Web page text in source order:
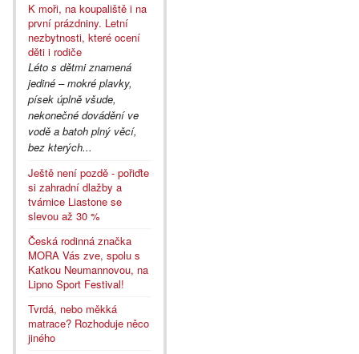
K moři, na koupaliště i na
první prázdniny. Letní
nezbytnosti, které ocení
děti i rodiče
Léto s dětmi znamená
jediné – mokré plavky,
písek úplně všude,
nekonečné dovádění ve
vodě a batoh plný věcí,
bez kterých...
Ještě není pozdě - pořiďte
si zahradní dlažby a
tvárnice Liastone se
slevou až 30 %
Česká rodinná značka
MORA Vás zve, spolu s
Katkou Neumannovou, na
Lipno Sport Festival!
Tvrdá, nebo měkká
matrace? Rozhoduje něco
jiného